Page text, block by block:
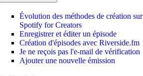
Évolution des méthodes de création sur
Spotify for Creators
Enregistrer et éditer un épisode
Création d'épisodes avec Riverside.fm
Je ne reçois pas l'e-mail de vérification
Ajouter une nouvelle émission